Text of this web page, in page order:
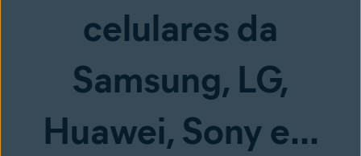
celulares da
Samsung, LG,
Huawei, Sony e...